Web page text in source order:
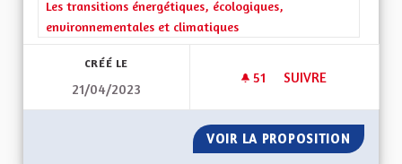
Filtrer les résultats de la catégorie : Les transitions
Les transitions énergétiques, écologiques,
environnementales et climatiques
CRÉÉ LE
21/04/2023
51 51 ABONNÉS
SUIVRE
VOIR LA PROPOSITION